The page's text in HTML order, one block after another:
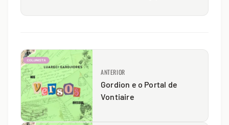
ANTERIOR
Gordion e o Portal de
Vontiaire